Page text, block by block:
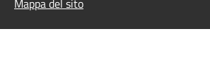
Mappa del sito